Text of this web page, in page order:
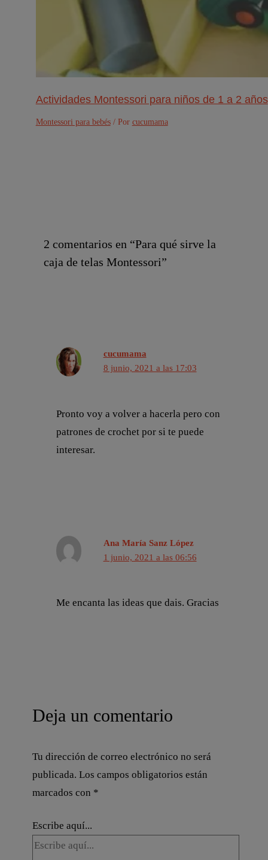
Actividades Montessori para niños de 1 a 2 años
Montessori para bebés/ Por cucumama
2 comentarios en “Para qué sirve la
caja de telas Montessori”
cucumama
8 junio, 2021 a las 17:03
Pronto voy a volver a hacerla pero con
patrones de crochet por si te puede
interesar.
Ana María Sanz López
1 junio, 2021 a las 06:56
Me encanta las ideas que dais. Gracias
Deja un comentario
Tu dirección de correo electrónico no será
publicada. Los campos obligatorios están
marcados con *
Escribe aquí...